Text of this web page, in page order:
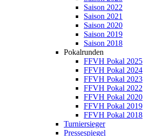
Saison 2022
Saison 2021
Saison 2020
Saison 2019
Saison 2018
Pokalrunden
FFVH Pokal 2025
FFVH Pokal 2024
FFVH Pokal 2023
FFVH Pokal 2022
FFVH Pokal 2020
FFVH Pokal 2019
FFVH Pokal 2018
Turniersieger
Pressespiegel